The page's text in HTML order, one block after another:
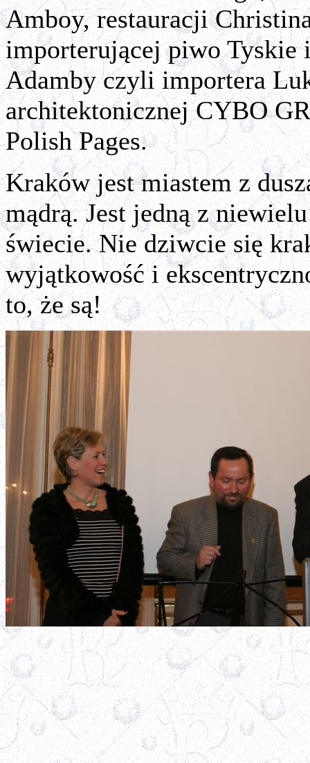
Amboy, restauracji
importerującej piwo Tyskie
Adamby czyli importera
architektonicznej CYBO
Polish Pages.
Kraków jest miastem z
mądrą. Jest jedną z
świecie. Nie dziwcie się
wyjątkowość i
to, że są!